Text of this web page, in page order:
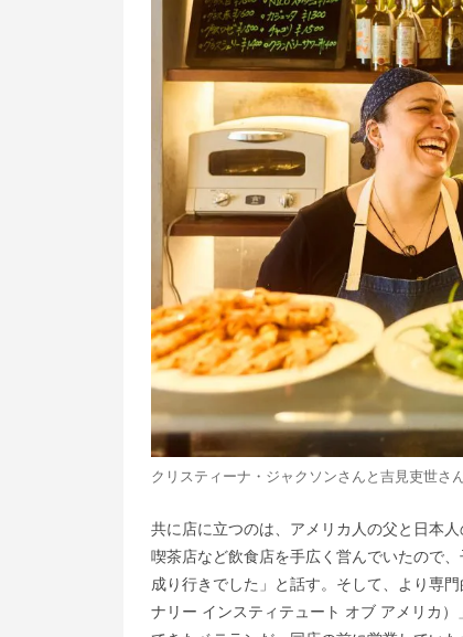
クリスティーナ・ジャクソンさんと吉見吏世さ
共に店に立つのは、アメリカ人の父と日本
喫茶店など飲食店を手広く営んでいたので
成り行きでした」と話す。そして、より専
ナリー インスティテュート オブ アメリカ